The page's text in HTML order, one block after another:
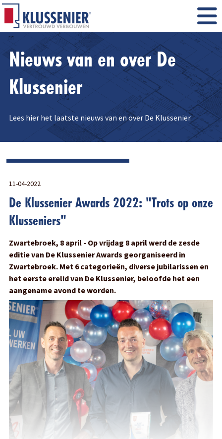
Nieuws van en over De
Klussenier
Lees hier het laatste nieuws van en over De Klussenier.
11-04-2022
De Klussenier Awards 2022: "Trots op onze
Klusseniers"
Zwartebroek, 8 april - Op vrijdag 8 april werd de zesde
editie van De Klussenier Awards georganiseerd in
Zwartebroek. Met 6 categorieën, diverse jubilarissen en
het eerste erelid van De Klussenier, beloofde het een
aangename avond te worden.